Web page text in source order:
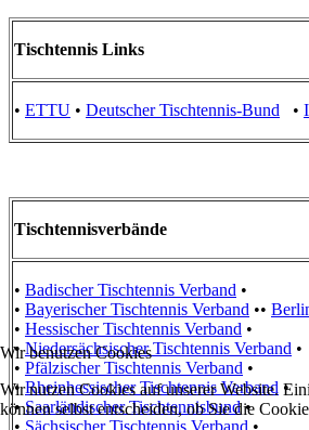
Tischtennis Links
• ETTU • Deutscher Tischtennis-Bund •
Tischtennisverbände
• Badischer Tischtennis Verband •
• Bayerischer Tischtennis Verband ••
• Hessischer Tischtennis Verband •
•Niedersächsischer Tischtennis Verband •
• Pfälzischer Tischtennis Verband •
•Rheinhessischer Tischtennis Verband •
•Saarländischer Tischtennisbund•
• Sächsischer Tischtennis Verband •
Wir benutzen Cookies
Wir nutzen Cookies auf unserer Website.
können selbst entscheiden, ob Sie die